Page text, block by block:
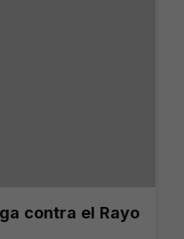
contra el Rayo